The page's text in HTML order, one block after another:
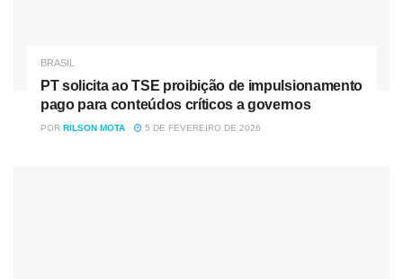
BRASIL
PT solicita ao TSE proibição de impulsionamento
pago para conteúdos críticos a governos
POR RILSON MOTA 5 DE FEVEREIRO DE 2026